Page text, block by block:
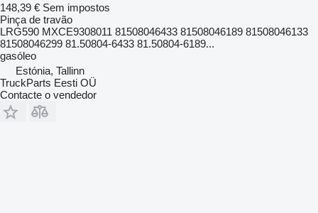
148,39 € Sem impostos
Pinça de travão
LRG590 MXCE9308011 81508046433 81508046189 81508046133
81508046299 81.50804-6433 81.50804-6189...
gasóleo
Estónia, Tallinn
TruckParts Eesti OÜ
Contacte o vendedor